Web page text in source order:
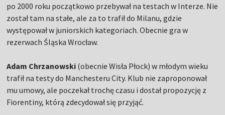
po 2000 roku początkowo przebywał na testach w Interze. Nie
został tam na stałe, ale za to trafił do Milanu, gdzie
występował w juniorskich kategoriach. Obecnie gra w
rezerwach Śląska Wrocław.
Adam Chrzanowski (obecnie Wisła Płock) w młodym wieku
trafił na testy do Manchesteru City. Klub nie zaproponował
mu umowy, ale poczekał trochę czasu i dostał propozycję z
Fiorentiny, którą zdecydował się przyjąć.